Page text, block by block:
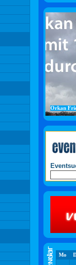
Orkan
Mo